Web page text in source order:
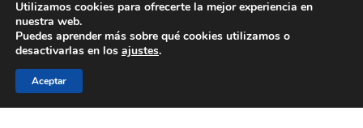
Utilizamos cookies para ofrecerte la mejor experiencia en
nuestra web.
Puedes aprender más sobre qué cookies utilizamos o
desactivarlas en los ajustes.
Aceptar